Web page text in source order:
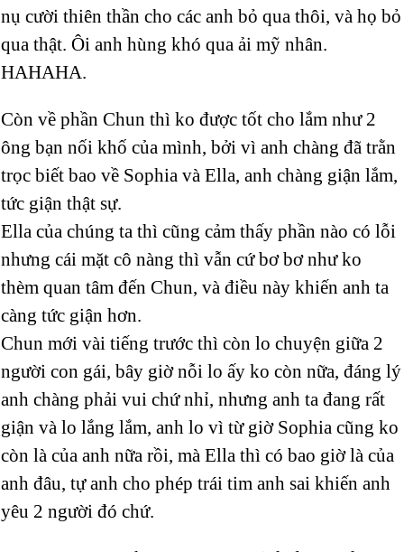
nụ cười thiên thần cho các anh bỏ qua thôi, và họ bỏ
qua thật. Ôi anh hùng khó qua ải mỹ nhân.
HAHAHA.
Còn về phần Chun thì ko được tốt cho lắm như 2
ông bạn nối khố của mình, bởi vì anh chàng đã trằn
trọc biết bao về Sophia và Ella, anh chàng giận lắm,
tức giận thật sự.
Ella của chúng ta thì cũng cảm thấy phần nào có lỗi
nhưng cái mặt cô nàng thì vẫn cứ bơ bơ như ko
thèm quan tâm đến Chun, và điều này khiến anh ta
càng tức giận hơn.
Chun mới vài tiếng trước thì còn lo chuyện giữa 2
người con gái, bây giờ nỗi lo ấy ko còn nữa, đáng lý
anh chàng phải vui chứ nhỉ, nhưng anh ta đang rất
giận và lo lắng lắm, anh lo vì từ giờ Sophia cũng ko
còn là của anh nữa rồi, mà Ella thì có bao giờ là của
anh đâu, tự anh cho phép trái tim anh sai khiến anh
yêu 2 người đó chứ.